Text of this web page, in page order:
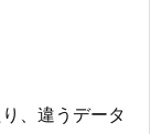
、違うデータ